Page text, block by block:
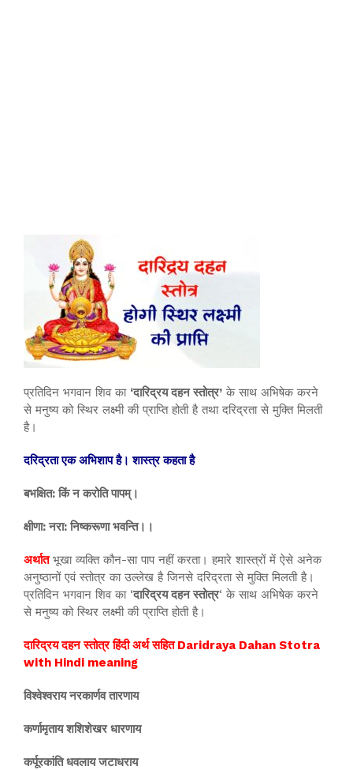
प्रतिदिन भगवान शिव का ‘दारिद्रय दहन स्तोत्र’ के साथ अभिषेक करने
से मनुष्य को स्थिर लक्ष्मी की प्राप्ति होती है तथा दरिद्रता से मुक्ति मिलती
है।
दरिद्रता एक अभिशाप है। शास्त्र कहता है
बभक्षित: किं न करोति पापम्‌।
क्षीणा: नरा: निष्करूणा भवन्ति।।
अर्थातभूखा व्यक्ति कौन-सा पाप नहीं करता। हमारे शास्त्रों में ऐसे अनेक
अनुष्ठानों एवं स्तोत्र का उल्लेख है जिनसे दरिद्रता से मुक्ति मिलती है।
प्रतिदिन भगवान शिव का ‘दारिद्रय दहन स्तोत्र‘ के साथ अभिषेक करने
से मनुष्य को स्थिर लक्ष्मी की प्राप्ति होती है।
दारिद्रय दहन स्तोत्र हिंदी अर्थ सहित Daridraya Dahan Stotra
with Hindi meaning
विश्वेश्वराय नरकार्णव तारणाय
कर्णामृताय शशिशेखर धारणाय
कर्पूरकांति धवलाय जटाधराय